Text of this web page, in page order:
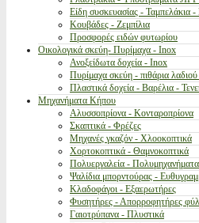
Είδη συσκευασίας - Ταμπελάκια
Κουβάδες - Ζεμπίλια
Προσφορές ειδών φυτωρίου
Οικολογικά σκεύη- Πυρίμαχα - Inox
Ανοξείδωτα δοχεία - Inox
Πυρίμαχα σκεύη - πιθάρια
Πλαστικά δοχεία - Βαρέλια -
Μηχανήματα Κήπου
Αλυσσοπρίονα - Κονταροπρίονα
Σκαπτικά - Φρέζες
Μηχανές γκαζόν - Χλοοκοπτικά
Χορτοκοπτικά - Θαμνοκοπτικά
Πολυεργαλεία - Πολυμηχανήματα
Ψαλίδια μπορντούρας -
Κλαδοφάγοι - Εξαερωτήρες
Φυσητήρες - Απορροφητήρες
Γαιοτρύπανα - Πλυστικά